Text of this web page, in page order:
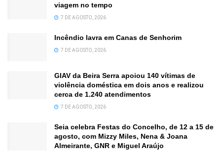
viagem no tempo
7 DE AGOSTO, 2026
Incêndio lavra em Canas de Senhorim
7 DE AGOSTO, 2026
GIAV da Beira Serra apoiou 140 vítimas de
violência doméstica em dois anos e realizou
cerca de 1.240 atendimentos
7 DE AGOSTO, 2026
Seia celebra Festas do Concelho, de 12 a 15 de
agosto, com Mizzy Miles, Nena & Joana
Almeirante, GNR e Miguel Araújo